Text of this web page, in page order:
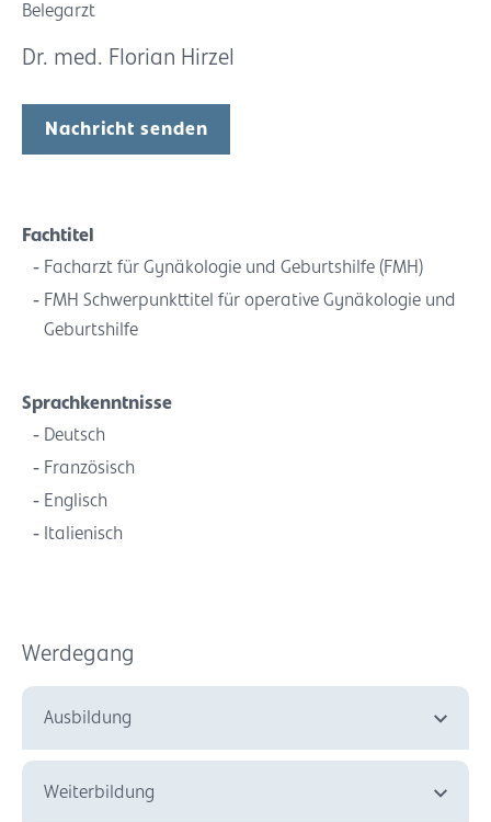
Belegarzt
Dr. med. Florian Hirzel
Nachricht senden
Fachtitel
Facharzt für Gynäkologie und Geburtshilfe (FMH)
FMH Schwerpunkttitel für operative Gynäkologie und
Geburtshilfe
Sprachkenntnisse
Deutsch
Französisch
Englisch
Italienisch
Werdegang
Ausbildung
Weiterbildung